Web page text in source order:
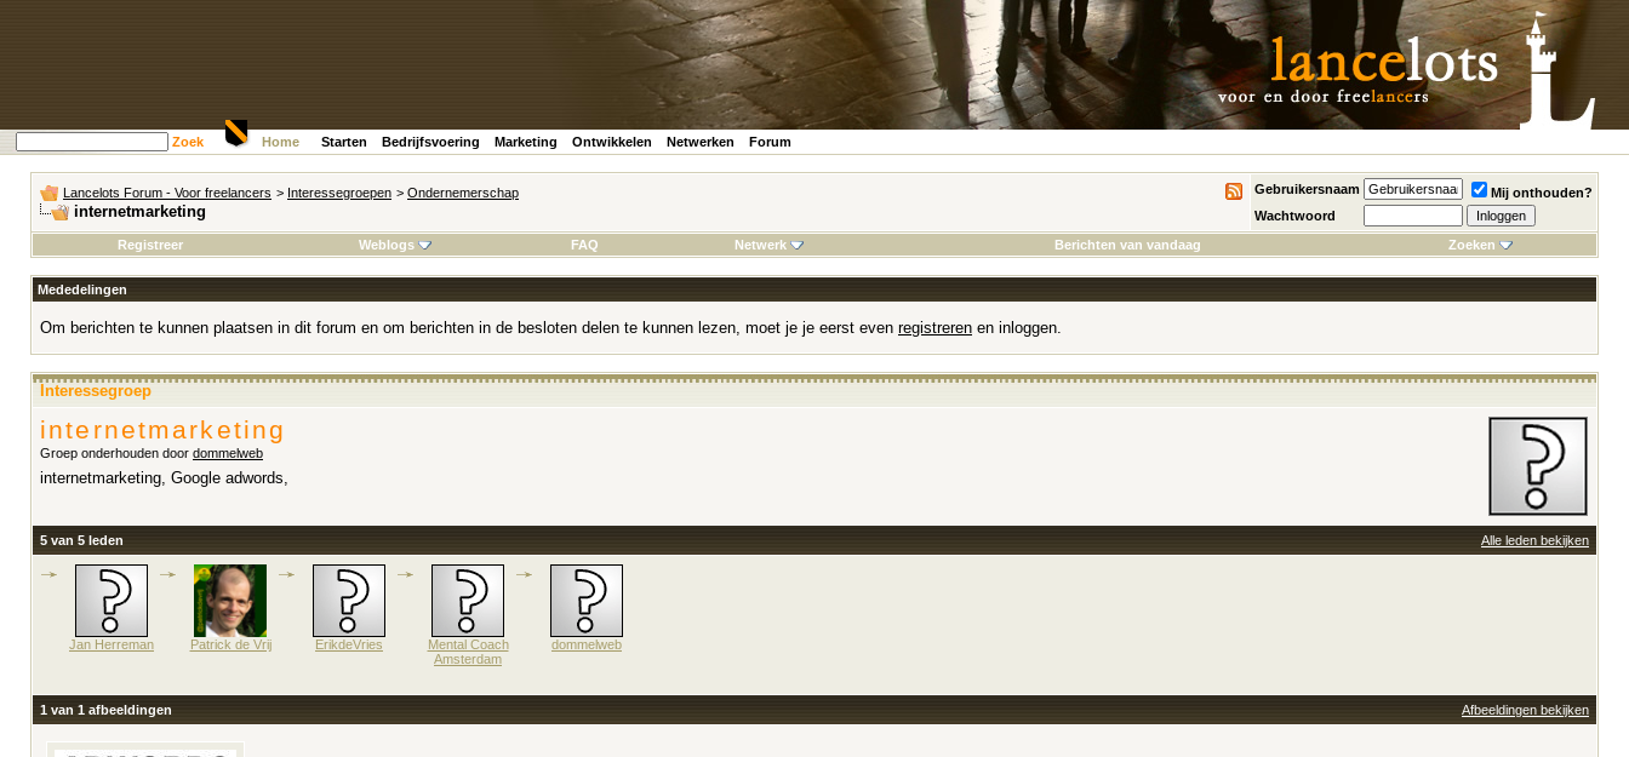
Zoek Home Starten Bedrijfsvoering Marketing Ontwikkelen Netwerken Forum
Lancelots Forum - Voor freelancers > Interessegroepen > Ondernemerschap
internetmarketing
Gebruikersnaam
Mij onthouden?
Wachtwoord
Registreer
Weblogs FAQ Netwerk Berichten van vandaag Zoeken
Mededelingen
Om berichten te kunnen plaatsen in dit forum en om berichten in de besloten delen te kunnen lezen, moet je je eerst even registreren en inloggen.
Interessegroep
internetmarketing
Groep onderhouden door dommelweb
internetmarketing, Google adwords,
Alle leden bekijken
5 van 5 leden
Jan Herreman Patrick de Vrij ErikdeVries
Mental Coach
Amsterdam
dommelweb
Afbeeldingen bekijken
1 van 1 afbeeldingen